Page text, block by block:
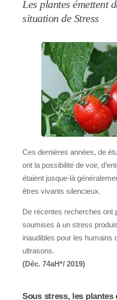
Les plantes émettent
situation de Stress
Ces dernières années, de
ont la possibilité de voir,
étaient jusque-là
êtres vivants silencieux.
De récentes recherches ont
soumises à un stress
inaudibles pour les humains
ultrasons.
(Déc. 74aH*/ 2019)
Sous stress, les